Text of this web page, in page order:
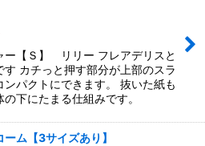
ー【Ｓ】 リリー フレアデリスと
す カチっと押す部分が上部のスラ
ンパクトにできます。 抜いた紙も
下にたまる仕組みです。
ム【3サイズあり】